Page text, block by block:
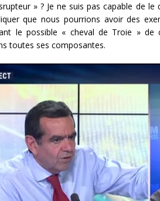
» ? Je ne suis pas capable de
que nous pourrions avoir des
le possible « cheval de Troie »
toutes ses composantes.